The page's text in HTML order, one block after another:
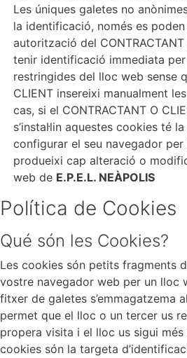
Les úniques galetes no
la identificació, només es
autorització del
tenir identificació immediata
restringides del lloc web sense
CLIENT insereixi manualment
cas, si el CONTRACTANT O
s’instal·lin aquestes cookies té
configurar el seu navegador
produeixi cap alteració o
web de E.P.E.L. NEÀPOLIS
Política de Cookies
Qué són les Cookies?
Les cookies són petits fragments
vostre navegador web per un lloc
fitxer de galetes s’emmagatzema
permet que el lloc o un tercer us
propera visita i el lloc us sigui més
cookies són la targeta